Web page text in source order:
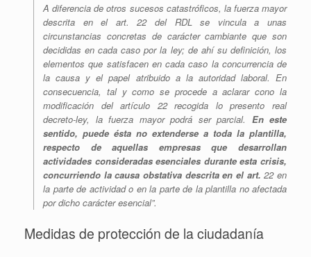
A diferencia de otros sucesos catastróficos, la fuerza mayor
descrita en el art. 22 del RDL se vincula a unas
circunstancias concretas de carácter cambiante que son
decididas en cada caso por la ley; de ahí su definición, los
elementos que satisfacen en cada caso la concurrencia de
la causa y el papel atribuido a la autoridad laboral. En
consecuencia, tal y como se procede a aclarar cono la
modificación del artículo 22 recogida lo presento real
decreto-ley, la fuerza mayor podrá ser parcial. En este
sentido, puede ésta no extenderse a toda la plantilla,
respecto de aquellas empresas que desarrollan
actividades consideradas esenciales durante esta crisis,
concurriendo la causa obstativa descrita en el art. 22 en
la parte de actividad o en la parte de la plantilla no afectada
por dicho carácter esencial”.
Medidas de protección de la ciudadanía